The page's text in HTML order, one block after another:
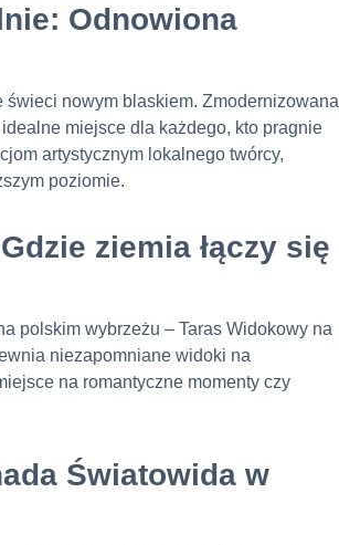
Odnowiona
nowym blaskiem. Zmodernizowana
miejsce dla każdego, kto pragnie
artystycznym lokalnego twórcy,
poziomie.
ziemia łączy się
polskim wybrzeżu – Taras Widokowy na
niezapomniane widoki na
na romantyczne momenty czy
Światowida w